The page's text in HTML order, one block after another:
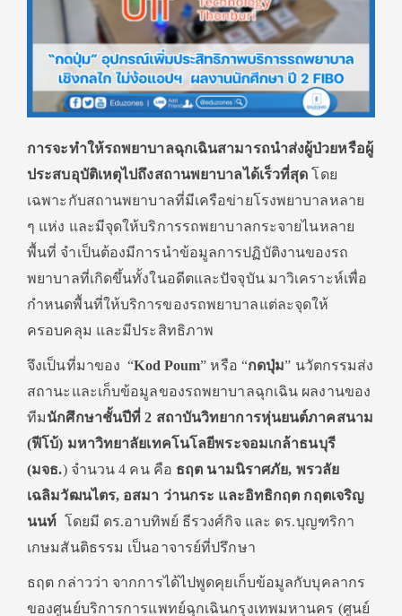
การจะทำให้รถพยาบาลฉุกเฉินสามารถนำส่งผู้ป่วยหรือผู้
ประสบอุบัติเหตุไปถึงสถานพยาบาลได้เร็วที่สุด โดย
เฉพาะกับสถานพยาบาลที่มีเครือข่ายโรงพยาบาลหลาย
ๆ แห่ง และมีจุดให้บริการรถพยาบาลกระจายไนหลาย
พื้นที่ จำเป็นต้องมีการนำข้อมูลการปฏิบัติงานของรถ
พยาบาลที่เกิดขึ้นทั้งในอดีตและปัจจุบัน มาวิเคราะห์เพื่อ
กำหนดพื้นที่ให้บริการของรถพยาบาลแต่ละจุดให้
ครอบคลุม และมีประสิทธิภาพ
จึงเป็นที่มาของ “Kod Poum” หรือ “กดปุ่ม” นวัตกรรมส่ง
สถานะและเก็บข้อมูลของรถพยาบาลฉุกเฉิน ผลงานของ
ทีมนักศึกษาชั้นปีที่ 2 สถาบันวิทยาการหุ่นยนต์ภาคสนาม
(ฟีโบ้) มหาวิทยาลัยเทคโนโลยีพระจอมเกล้าธนบุรี
(มจธ.) จำนวน 4 คน คือ ธฤต นามนิราศภัย, พรวลัย
เฉลิมวัฒนไตร, อสมา ว่านกระ และอิทธิกฤต กฤตเจริญ
นนท์ โดยมี ดร.อาบทิพย์ ธีรวงศ์กิจ และ ดร.บุญฑริกา
เกษมสันติธรรม เป็นอาจารย์ที่ปรึกษา
ธฤต กล่าวว่า จากการได้ไปพูดคุยเก็บข้อมูลกับบุคลากร
ของศูนย์บริการการแพทย์ฉุกเฉินกรุงเทพมหานคร (ศูนย์